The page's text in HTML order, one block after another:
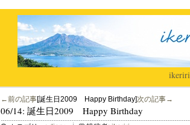
ikeriri
←前の記事[誕生日2009 Happy Birthday]次の記事→
06/14: 誕生日2009 Happy Birthday